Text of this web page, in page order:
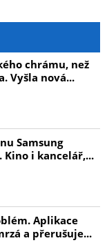
chrámu, než
Vyšla nová...
Samsung
Kino i kancelář,...
Aplikace
a přerušuje...